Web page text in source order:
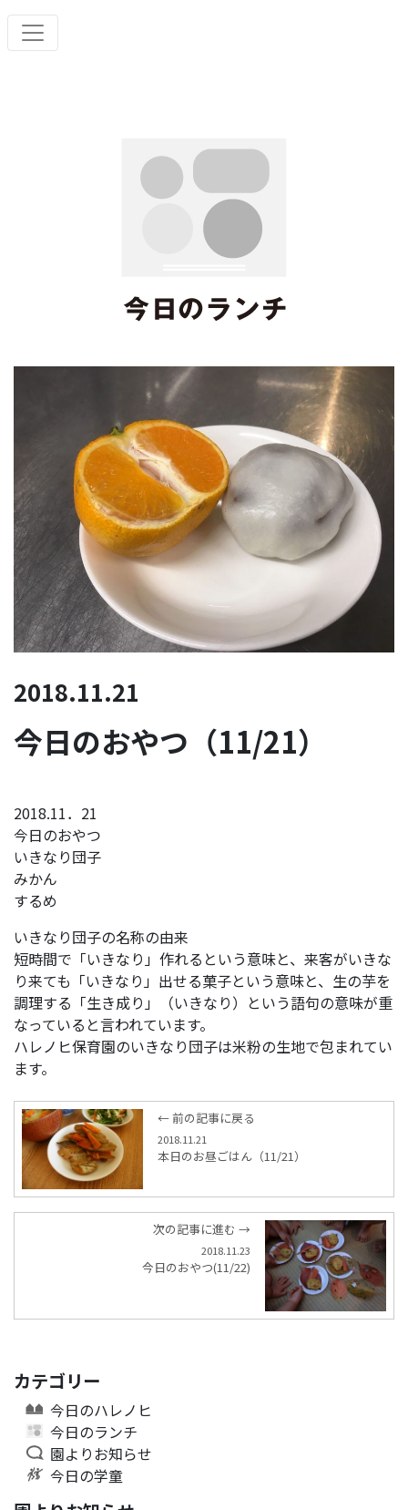
2018.11.21
今日のおやつ（11/21）
2018.11．21
今日のおやつ
いきなり団子
みかん
するめ
いきなり団子の名称の由来
短時間で「いきなり」作れるという意味と、来客がいきな
り来ても「いきなり」出せる菓子という意味と、生の芋を
調理する「生き成り」（いきなり）という語句の意味が重
なっていると言われています。
ハレノヒ保育園のいきなり団子は米粉の生地で包まれてい
ます。
← 前の記事に戻る
2018.11.21
本日のお昼ごはん（11/21）
次の記事に進む →
2018.11.23
今日のおやつ(11/22)
カテゴリー
今日のハレノヒ
今日のランチ
園よりお知らせ
今日の学童